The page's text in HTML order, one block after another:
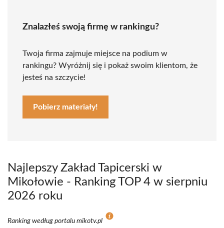
Znalazłeś swoją firmę w rankingu?
Twoja firma zajmuje miejsce na podium w
rankingu? Wyróżnij się i pokaż swoim klientom, że
jesteś na szczycie!
Pobierz materiały!
Najlepszy Zakład Tapicerski w
Mikołowie - Ranking TOP 4 w sierpniu
2026 roku
Ranking według portalu mikotv.pl